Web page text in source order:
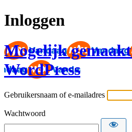
Inloggen
Mogelijk
WordPress
Gebruikersnaam of e-mailadres
Wachtwoord